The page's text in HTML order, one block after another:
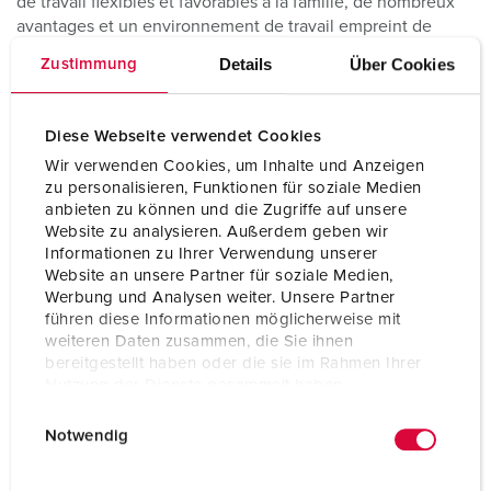
Zustimmung Details Über Cookies
Diese Webseite verwendet Cookies
Wir verwenden Cookies, um Inhalte und Anzeigen
zu personalisieren, Funktionen für soziale Medien
anbieten zu können und die Zugriffe auf unsere
Website zu analysieren. Außerdem geben wir
Informationen zu Ihrer Verwendung unserer
Website an unsere Partner für soziale Medien,
Werbung und Analysen weiter. Unsere Partner
führen diese Informationen möglicherweise mit
weiteren Daten zusammen, die Sie ihnen
bereitgestellt haben oder die sie im Rahmen Ihrer
Notwendig
avantages et un environnement de travail empreint de
que de transparence et d’une culture du feedback
clairement réglementée. Grâce à des mesures ciblées, nous
collaborateurs, tant sur le plan professionnel que privé.
Nous formons la relève avec succès depuis plusieurs
décennies. Nous avons permis à plusieurs générations de
jeunes gens d’entrer dans la vie active – certains de nos
anciens apprentis occupent à l’heure actuelle des postes
de cadres supérieurs chez MENNEKES.